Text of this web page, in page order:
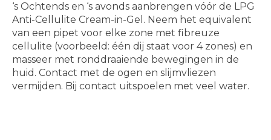
‘s Ochtends en ‘s avonds aanbrengen vóór de LPG
Anti-Cellulite Cream-in-Gel. Neem het equivalent
van een pipet voor elke zone met fibreuze
cellulite (voorbeeld: één dij staat voor 4 zones) en
masseer met ronddraaiende bewegingen in de
huid. Contact met de ogen en slijmvliezen
vermijden. Bij contact uitspoelen met veel water.